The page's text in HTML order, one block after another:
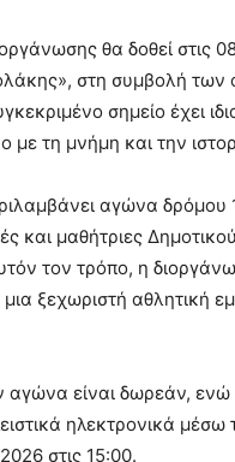
θα δοθεί στις
στη συμβολή
σημείο έχει
τη μνήμη και την
αγώνα δρόμου
και μαθήτριες
τον τρόπο, η
ξεχωριστή αθλητική
αγώνα είναι δωρεάν,
ηλεκτρονικά μέσω
στις 15:00.